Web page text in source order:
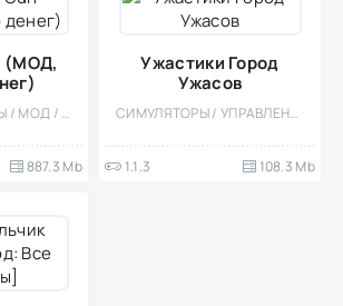
(МОД,
АРКАДЫ / ЭКШЕНЫ / МОД / ОФЛАЙН / СОРЕВНОВАТЕЛЬНАЯ / КАЗУАЛЬНЫЕ / МНОГОПОЛЬЗОВАТЕЛЬСКАЯ / ТАКТИЧЕСКИЕ / ШУТЕРЫ / ВЕСЁЛАЯ
887.3 Mb
Ужастики Город
Ужасов
СИМУЛЯТОРЫ / УПРАВЛЕНИЕ / ОДНОПОЛЬЗОВАТЕЛЬСКИЕ / СТИЛИЗАЦИЯ / ДЛЯ ДЕТЕЙ / МОНСТРЫ / ХОРРОР НА ВЫЖИВАНИЕ / ВЫЖИВАНИЕ / ГОЛОВОЛОМКИ
1.1.3 108.3 Mb